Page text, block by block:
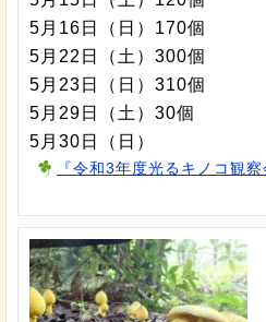
5月16日（日）170個
5月22日（土）300個
5月23日（日）310個
5月29日（土）30個
5月30日（日）
『令和3年度光るキノコ観